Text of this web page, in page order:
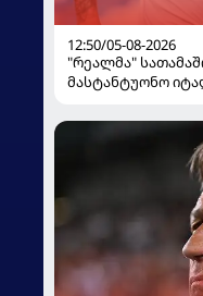
12:50/05-08-2026
"რეალმა"
მასტანტუონო